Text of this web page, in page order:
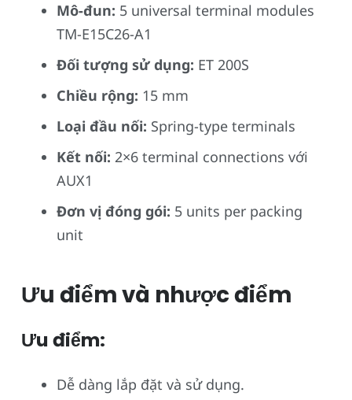
Mô-đun: 5 universal terminal modules
TM-E15C26-A1
Đối tượng sử dụng: ET 200S
Chiều rộng: 15 mm
Loại đầu nối: Spring-type terminals
Kết nối: 2×6 terminal connections với
AUX1
Đơn vị đóng gói: 5 units per packing
unit
Ưu điểm và nhược điểm
Ưu điểm:
Dễ dàng lắp đặt và sử dụng.